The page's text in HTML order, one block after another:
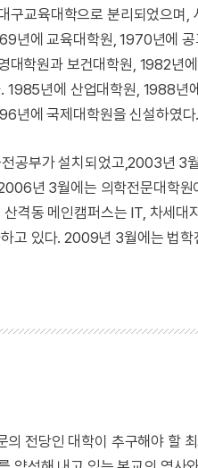
구교육대학으로 분리되었으
년에 교육대학원, 1970년에
대학원과 보건대학원, 1982년
1985년에 산업대학원, 1988
년에 국제대학원을 신설하였다.
공부가 설치되었고,2003년 3
년 3월에는 의학전문대학
격동 메인캠퍼스는 IT, 차세
고 있다. 2009년 3월에는 법
의 전당인 대학이 추구해야 할